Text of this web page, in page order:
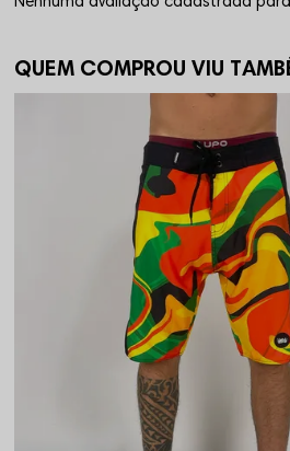
QUEM COMPROU VIU